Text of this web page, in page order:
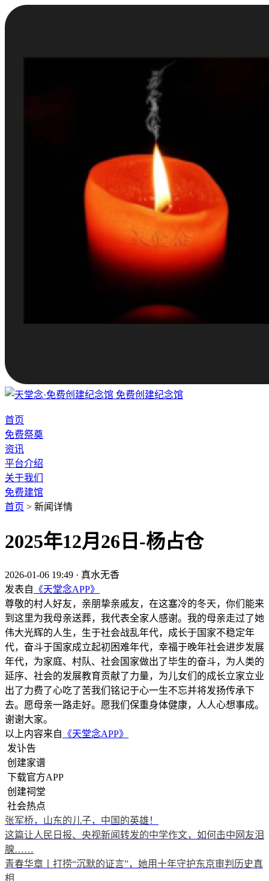
免费创建纪念馆
首页
免费祭奠
资讯
平台介绍
关于我们
免费建馆
首页 > 新闻详情
2025年12月26日-杨占仓
2026-01-06 19:49 · 真水无香
发表自 《天堂念APP》
尊敬的村人好友，亲朋挚亲戚友，在这塞冷的冬天，你们能来
到这里为我母亲送葬，我代表全家人感谢。我的母亲走过了她
伟大光辉的人生，生于社会战乱年代，成长于国家不稳定年
代，奋斗于国家成立起初困难年代，幸福于晚年社会进步发展
年代，为家庭、村队、社会国家做出了毕生的奋斗，为人类的
延序、社会的发展教育贡献了力量，为儿女们的成长立家立业
出了力费了心吃了苦我们铭记于心一生不忘并将发扬传承下
去。愿母亲一路走好。愿我们保重身体健康，人人心想事成。
谢谢大家。
以上内容来自 《天堂念APP》
发讣告
创建家谱
下载官方APP
创建祠堂
社会热点
张军桥，山东的儿子，中国的英雄！
这篇让人民日报、央视新闻转发的中学作文，如何击中网友泪
腺……
青春华章丨打捞“沉默的证言”，她用十年守护东京审判历史真
相